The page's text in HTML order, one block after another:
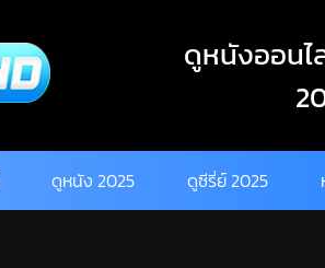
ดูหนังออนไ
ดูหนัง 2025 ดูซีรี่ย์ 2025